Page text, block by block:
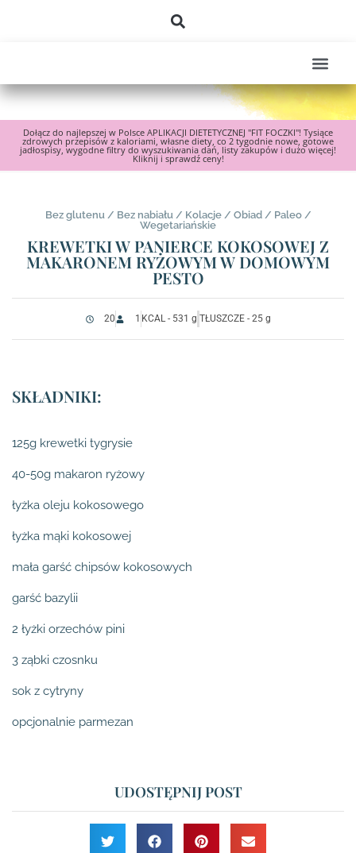
Dołącz do najlepszej w Polsce APLIKACJI DIETETYCZNEJ "FIT FOCZKI"! Tysiące
zdrowych przepisów z kaloriami, własne diety, co 2 tygodnie nowe, gotowe
jadłospisy, wygodne filtry do wyszukiwania dań, listy zakupów i dużo więcej!
Kliknij i sprawdź ceny!
Bez glutenu/ Bez nabiału/ Kolacje/ Obiad/ Paleo/
Wegetariańskie
KREWETKI W PANIERCE KOKOSOWEJ Z
MAKARONEM RYŻOWYM W DOMOWYM
PESTO
20 1 KCAL - 531 g TŁUSZCZE - 25 g
SKŁADNIKI:
125g krewetki tygrysie
40-50g makaron ryżowy
łyżka oleju kokosowego
łyżka mąki kokosowej
mała garść chipsów kokosowych
garść bazylii
2 łyżki orzechów pini
3 ząbki czosnku
sok z cytryny
opcjonalnie parmezan
UDOSTĘPNIJ POST